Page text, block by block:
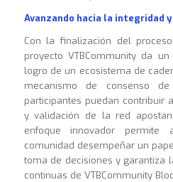
Avanzando hacia la integridad
Con la finalización del
proyecto VTBCommunity da
logro de un ecosistema de
mecanismo de consenso
participantes puedan contribuir
y validación de la red
enfoque innovador
comunidad desempeñar un
toma de decisiones y garantiza
continuas de VTBCommunity